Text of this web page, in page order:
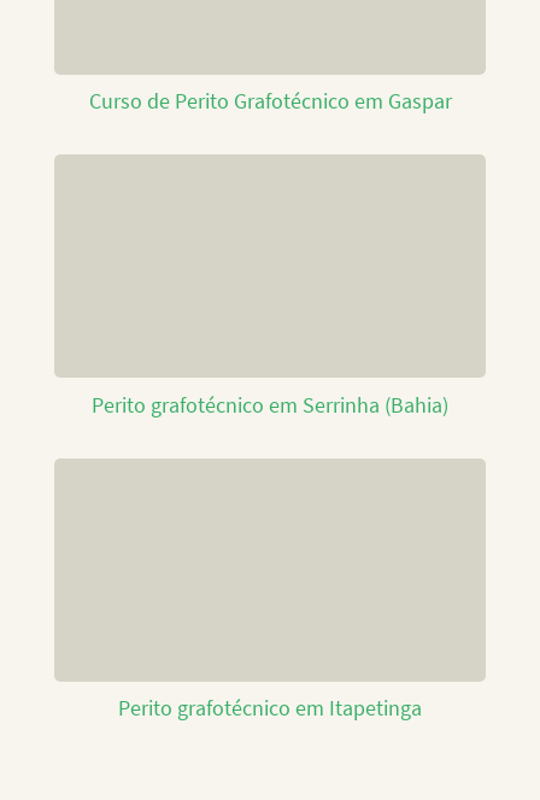
Curso de Perito Grafotécnico em Gaspar
Perito grafotécnico em Serrinha (Bahia)
Perito grafotécnico em Itapetinga